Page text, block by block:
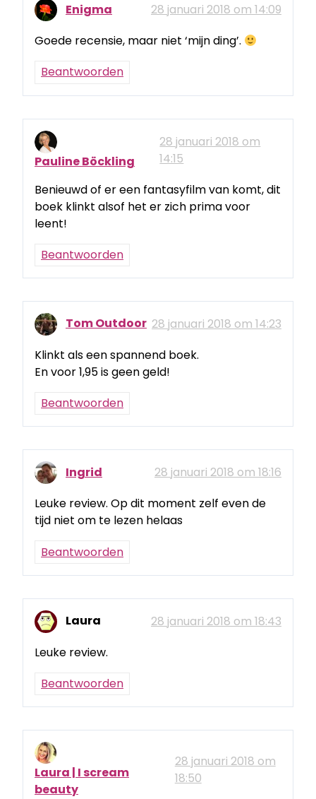
Enigma
28 januari 2018 om 14:09
Goede recensie, maar niet ‘mijn ding’.
Beantwoorden
Pauline Böckling
28 januari 2018 om
14:15
Benieuwd of er een fantasyfilm van komt, dit
boek klinkt alsof het er zich prima voor
leent!
Beantwoorden
Tom Outdoor 28 januari 2018 om 14:23
Klinkt als een spannend boek.
En voor 1,95 is geen geld!
Beantwoorden
Ingrid
28 januari 2018 om 18:16
Leuke review. Op dit moment zelf even de
tijd niet om te lezen helaas
Beantwoorden
Laura
28 januari 2018 om 18:43
Leuke review.
Beantwoorden
Laura | I scream
beauty
28 januari 2018 om
18:50